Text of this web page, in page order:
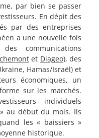
par bien se passer
En dépit des
par des entreprises
a une nouvelle fois
communications
et Diageo), des
Hamas/Israël) et
économiques, un
sur les marchés.
individuels
au début du mois. Ils
les « baissiers »
historique.